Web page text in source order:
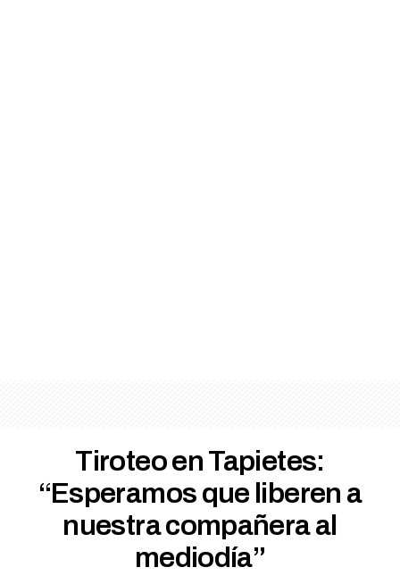
Tiroteo en Tapietes:
“Esperamos que liberen a
nuestra compañera al
mediodía”